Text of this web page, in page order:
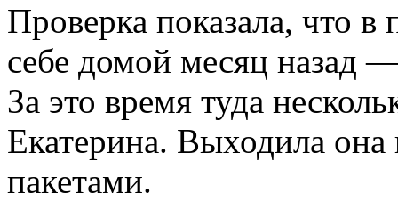
Проверка показала, что
себе домой месяц назад
За это время туда
Екатерина. Выходила
пакетами.